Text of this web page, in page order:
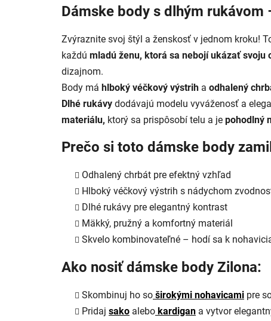
Dámske body s dlhým rukávom
Zvýraznite svoj štýl a ženskosť v jednom kroku!
každú mladú ženu, ktorá sa nebojí ukázať svoju
dizajnom.
Body má hlboký véčkový výstrih a odhalený
Dlhé rukávy dodávajú modelu vyváženosť a
materiálu, ktorý sa prispôsobí telu a je pohodlný
Prečo si toto dámske body
Odhalený chrbát pre efektný vzhľad
Hlboký véčkový výstrih s nádychom
Dlhé rukávy pre elegantný kontrast
Mäkký, pružný a komfortný materiál
Skvelo kombinovateľné – hodí sa k
Ako nosiť dámske body Zilona:
Skombinuj ho so širokými nohavicami pre
Pridaj sako alebo kardigan a vytvor